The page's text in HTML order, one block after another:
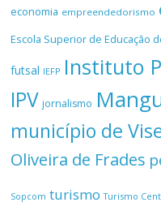
economia empreendedorismo
Escola Superior de Educação
futsal IEFP Instituto
IPV jornalismo
município de
Oliveira de Frades
Sopcom turismo Turismo